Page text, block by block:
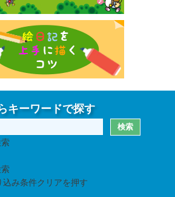
キーワードで探す
み条件クリアを押す